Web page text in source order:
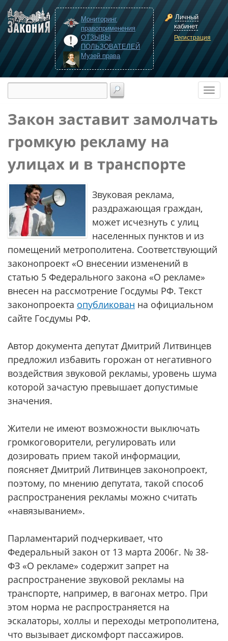
Мониторинг
правоприменения
ОТЗЫВЫ
ПОЛЬЗОВАТЕЛЕЙ
Музей права
Личный
кабинет
Регистрация
Закон заставит замолчать
громкую рекламу на
улицах и в транспорте
Звуковая реклама,
раздражающая граждан,
может исчезнуть с улиц
населенных пунктов и из
помещений метрополитена. Соответствующий
законопроект «О внесении изменений в
статью 5 Федерального закона «О рекламе»
внесен на рассмотрение Госдумы РФ. Текст
законопроекта опубликован на официальном
сайте Госдумы РФ.
Автор документа депутат Дмитрий Литвинцев
предложил избавить горожан от негативного
воздействия звуковой рекламы, уровень шума
которой зачастую превышает допустимые
значения.
Жители не имеют возможности выключать
громкоговорители, регулировать или
дозировать прием такой информации,
поясняет Дмитрий Литвинцев законопроект,
поэтому, по мнению депутата, такой способ
распространения рекламы можно считать
«навязыванием».
Парламентарий подчеркивает, что
Федеральный закон от 13 марта 2006г. № 38-
ФЗ «О рекламе» содержит запрет на
распространение звуковой рекламы на
транспорте, например, в вагонах метро. При
этом норма не распространяется на
эскалаторы, холлы и переходы метрополитена,
что вызывает дискомфорт пассажиров.